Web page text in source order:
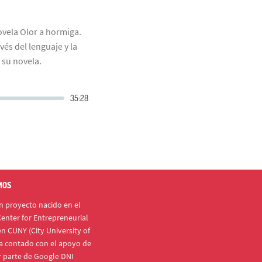
Olor a hormiga.
del lenguaje y la
novela.
proyecto nacido en el
for Entrepreneurial
CUNY (City University of
contado con el apoyo de
parte de Google DNI